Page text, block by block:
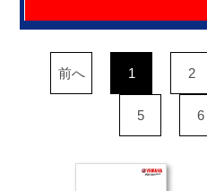
前へ 1 2
5 6